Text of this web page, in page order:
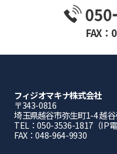
FAX
フィジオマキナ株式会社
〒343-0816
埼⽟県越⾕市弥⽣町1-4 越
TEL：050-3536-1817（IP電
FAX：048-964-9930